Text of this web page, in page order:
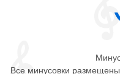
Все минусовки